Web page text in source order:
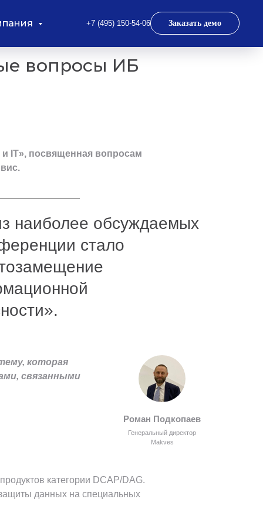
+7 (495) 150-54-06 Заказать демо
вопросы ИБ
IT», посвященная вопросам
наиболее обсуждаемых
стало
которая
связанными
Роман Подкопаев
Генеральный директор
Makves
категории DCAP/DAG.
данных на специальных